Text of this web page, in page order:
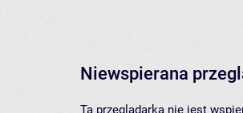
Niewspierana
Ta przeglądarka nie jest